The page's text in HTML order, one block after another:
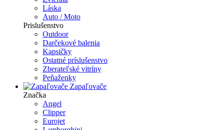
Láska
Auto / Moto
Prislušenstvo
Outdoor
Darčekové balenia
Kapsičky
Ostatné príslušenstvo
Zberateľské vitríny
Peňaženky
Zapaľovače
Značka
Angel
Clipper
Eurojet